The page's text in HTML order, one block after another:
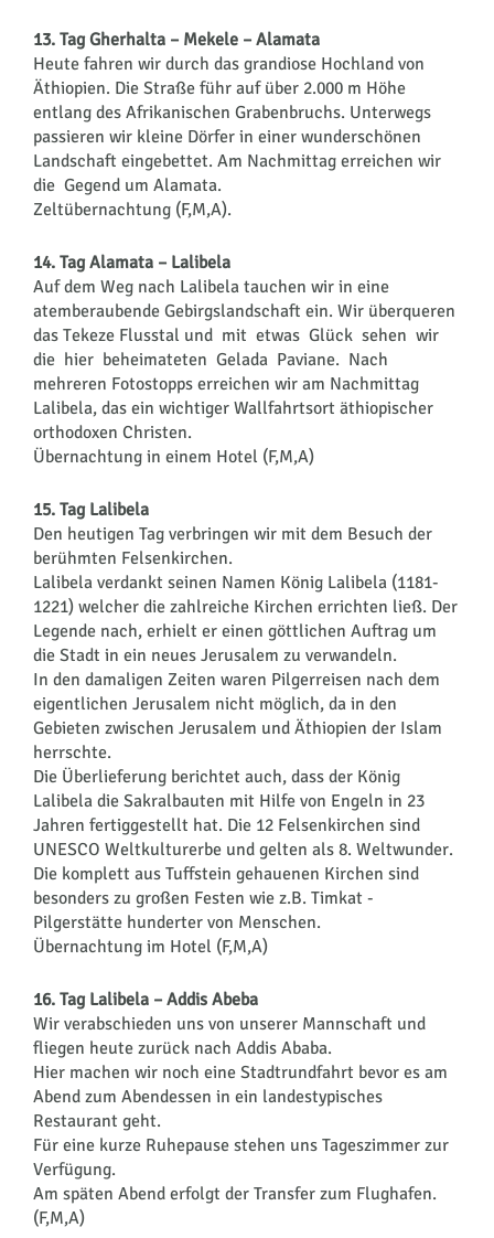
13. Tag Gherhalta – Mekele – Alamata
Heute fahren wir durch das grandiose Hochland von
Äthiopien. Die Straße führ auf über 2.000 m Höhe
entlang des Afrikanischen Grabenbruchs. Unterwegs
passieren wir kleine Dörfer in einer wunderschönen
Landschaft eingebettet. Am Nachmittag erreichen wir
die Gegend um Alamata.
Zeltübernachtung (F,M,A).
14. Tag Alamata – Lalibela
Auf dem Weg nach Lalibela tauchen wir in eine
atemberaubende Gebirgslandschaft ein. Wir überqueren
das Tekeze Flusstal und mit etwas Glück sehen wir
die hier beheimateten Gelada Paviane. Nach
mehreren Fotostopps erreichen wir am Nachmittag
Lalibela, das ein wichtiger Wallfahrtsort äthiopischer
orthodoxen Christen.
Übernachtung in einem Hotel (F,M,A)
15. Tag Lalibela
Den heutigen Tag verbringen wir mit dem Besuch der
berühmten Felsenkirchen.
Lalibela verdankt seinen Namen König Lalibela (1181-
1221) welcher die zahlreiche Kirchen errichten ließ. Der
Legende nach, erhielt er einen göttlichen Auftrag um
die Stadt in ein neues Jerusalem zu verwandeln.
In den damaligen Zeiten waren Pilgerreisen nach dem
eigentlichen Jerusalem nicht möglich, da in den
Gebieten zwischen Jerusalem und Äthiopien der Islam
herrschte.
Die Überlieferung berichtet auch, dass der König
Lalibela die Sakralbauten mit Hilfe von Engeln in 23
Jahren fertiggestellt hat. Die 12 Felsenkirchen sind
UNESCO Weltkulturerbe und gelten als 8. Weltwunder.
Die komplett aus Tuffstein gehauenen Kirchen sind
besonders zu großen Festen wie z.B. Timkat -
Pilgerstätte hunderter von Menschen.
Übernachtung im Hotel (F,M,A)
16. Tag Lalibela – Addis Abeba
Wir verabschieden uns von unserer Mannschaft und
fliegen heute zurück nach Addis Ababa.
Hier machen wir noch eine Stadtrundfahrt bevor es am
Abend zum Abendessen in ein landestypisches
Restaurant geht.
Für eine kurze Ruhepause stehen uns Tageszimmer zur
Verfügung.
Am späten Abend erfolgt der Transfer zum Flughafen.
(F,M,A)